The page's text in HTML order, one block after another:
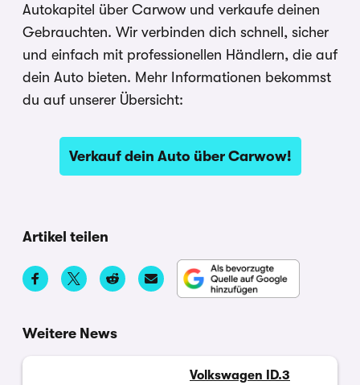
Autokapitel über Carwow und verkaufe deinen
Gebrauchten. Wir verbinden dich schnell, sicher
und einfach mit professionellen Händlern, die auf
dein Auto bieten. Mehr Informationen bekommst
du auf unserer Übersicht:
Verkauf dein Auto über Carwow!
Artikel teilen
Weitere News
Volkswagen ID.3